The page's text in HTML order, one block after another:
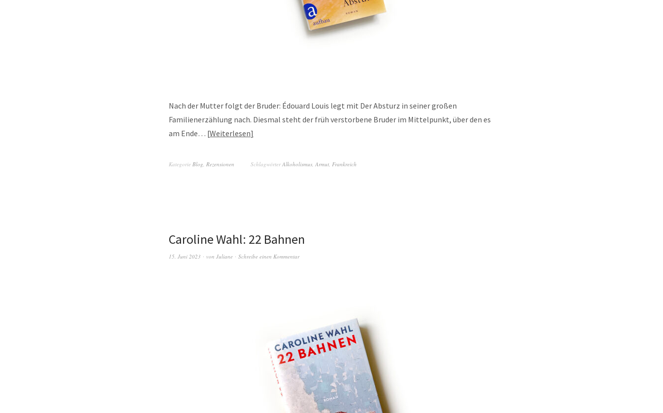
Nach der Mutter folgt der Bruder: Édouard Louis legt mit Der Absturz in seiner großen
Familienerzählung nach. Diesmal steht der früh verstorbene Bruder im Mittelpunkt, über den es
am Ende… Weiterlesen
Kategorie Blog Rezensionen SchlagwörterAlkoholismus Armut Frankreich
Caroline Wahl: 22 Bahnen
15. Juni 2023 von Juliane Schreibe einen Kommentar